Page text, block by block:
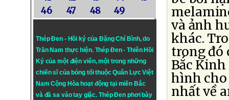
46
47 48 49
Thép Đen - Hồi ký của Đặng Chí Bình, do
Trần Nam thực hiện. Thép Đen- Thiên Hồi
Ký của một điện viên, một trong những
chiến sĩ của bóng tối thuộc Quân Lực Việt
Nam Cộng Hòa hoạt động tại miền Bắc
và đã sa vào tay giặc. Thép Đen phơi bày
và ảnh
khác.
trong đó
Bắc
hình
nhất về